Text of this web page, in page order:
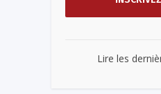
Lire les